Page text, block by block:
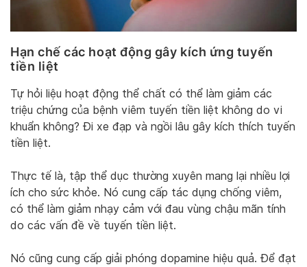
Hạn chế các hoạt động gây kích ứng tuyến
tiền liệt
Tự hỏi liệu hoạt động thể chất có thể làm giảm các
triệu chứng của bệnh viêm tuyến tiền liệt không do vi
khuẩn không? Đi xe đạp và ngồi lâu gây kích thích tuyến
tiền liệt.
Thực tế là, tập thể dục thường xuyên mang lại nhiều lợi
ích cho sức khỏe. Nó cung cấp tác dụng chống viêm,
có thể làm giảm nhạy cảm với đau vùng chậu mãn tính
do các vấn đề về tuyến tiền liệt.
Nó cũng cung cấp giải phóng dopamine hiệu quả. Để đạt